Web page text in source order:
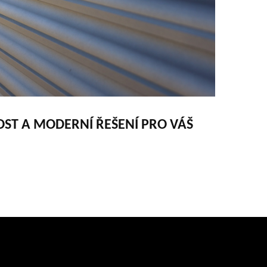
A MODERNÍ ŘEŠENÍ PRO VÁŠ